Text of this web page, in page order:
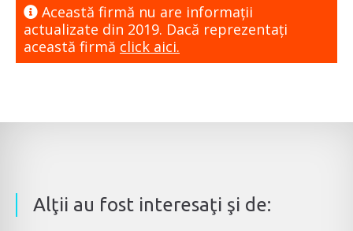
Această firmă nu are informaţii
actualizate din 2019. Dacă reprezentaţi
această firmă click aici.
Alţii au fost interesaţi şi de: